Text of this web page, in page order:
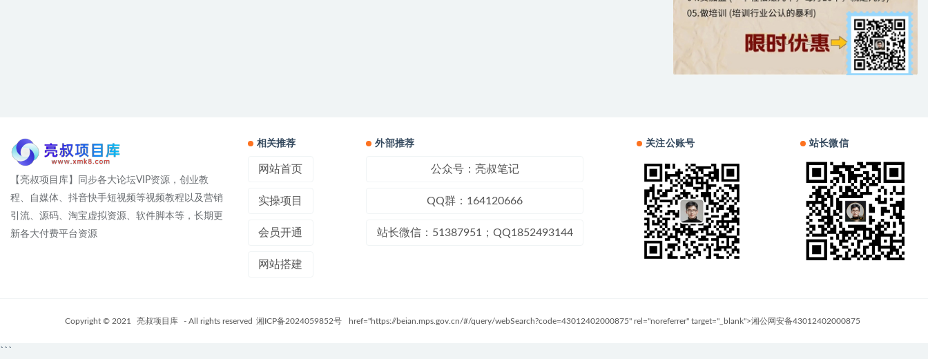
【亮叔项目库】同步各大论坛VIP资源，创业教
程、自媒体、抖音快手短视频等视频教程以及营销
引流、源码、淘宝虚拟资源、软件脚本等，长期更
新各大付费平台资源
相关推荐
网站首页
实操项目
会员开通
网站搭建
外部推荐
公众号：亮叔笔记
QQ群：164120666
站长微信：51387951；QQ1852493144
关注公账号 站长微信
Copyright © 2021 亮叔项目库 - All rights reserved 湘ICP备2024059852号 href="https://beian.mps.gov.cn/#/query/webSearch?code=43012402000875" rel="noreferrer" target="_blank">湘公网安备43012402000875
```